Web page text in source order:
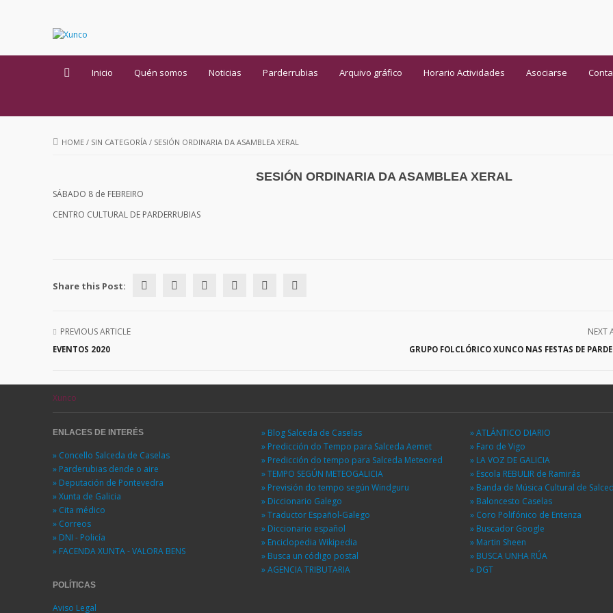
Inicio Quén somos Noticias Parderrubias Arquivo gráfico Horario Actividades Asociarse
HOME / SIN CATEGORÍA / SESIÓN ORDINARIA DA ASAMBLEA XERAL
SESIÓN ORDINARIA DA ASAMBLEA XERAL
SÁBADO 8 de FEBREIRO
CENTRO CULTURAL DE PARDERRUBIAS
Share this Post:
PREVIOUS ARTICLE
EVENTOS 2020
NEXT
GRUPO FOLCLÓRICO XUNCO NAS FESTAS DE
Xunco
ENLACES DE INTERÉS
» Concello Salceda de Caselas
» Parderubias dende o aire
» Deputación de Pontevedra
» Xunta de Galicia
» Cita médico
» Correos
» DNI - Policía
» FACENDA XUNTA - VALORA BENS
POLÍTICAS
Aviso Legal
» Blog Salceda de Caselas
» Predicción do Tempo para Salceda Aemet
» Predicción do tempo para Salceda Meteored
» TEMPO SEGÚN METEOGALICIA
» Previsión do tempo según Windguru
» Diccionario Galego
» Traductor Español-Galego
» Diccionario español
» Enciclopedia Wikipedia
» Busca un código postal
» AGENCIA TRIBUTARIA
» ATLÁNTICO DIARIO
» Faro de Vigo
» LA VOZ DE GALICIA
» Escola REBULIR de Ramirás
» Banda de Música Cultural de
» Baloncesto Caselas
» Coro Polifónico de Entenza
» Buscador Google
» Martin Sheen
» BUSCA UNHA RÚA
» DGT